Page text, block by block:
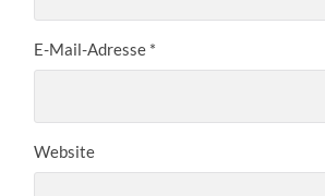
E-Mail-Adresse *
Website